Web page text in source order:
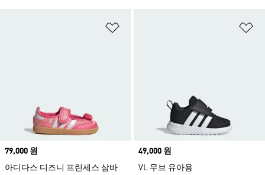
Price
79,000 원
아디다스 디즈니 프린세스 삼바
Price
49,000 원
VL 무브 유아용